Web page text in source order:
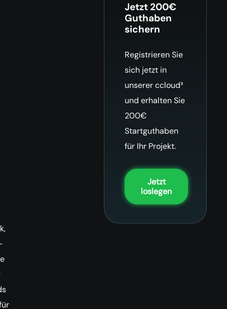
Jetzt 200€
Guthaben
sichern
Registrieren Sie
sich jetzt in
unserer ccloud³
und erhalten Sie
200€
Startguthaben
für Ihr Projekt.
Jetzt
loslegen